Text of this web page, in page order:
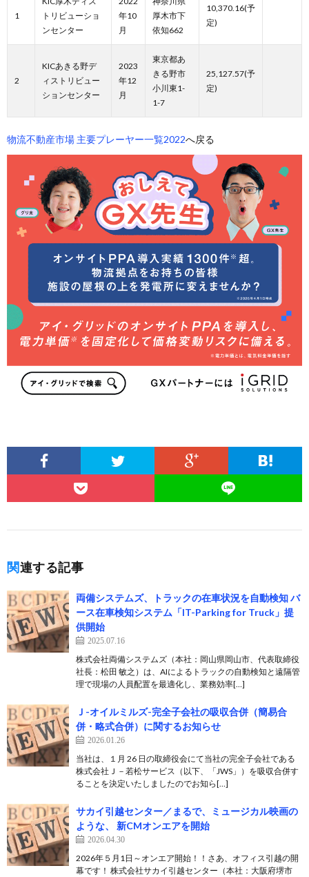
1
トリビューショ
ンセンター
年10
月
厚木市下
依知662
10,370.16(予
定)
2
KICあきる野デ
ィストリビュー
ションセンター
2023
年12
月
東京都あ
きる野市
小川東1-
1-7
25,127.57(予
定)
物流不動産市場 主要プレーヤー一覧2022へ戻る
関連する記事
両備システムズ、トラックの在車状況を自動検知 バ
ース在車検知システム「IT-Parking for Truck」提
供開始
2025.07.16
株式会社両備システムズ（本社：岡山県岡山市、代表取締役
社長：松田 敏之）は、AIによるトラックの自動検知と遠隔管
理で現場の人員配置を最適化し、業務効率[…]
Ｊ-オイルミルズ-完全子会社の吸収合併（簡易合
併・略式合併）に関するお知らせ
2026.01.26
当社は、１月 26 日の取締役会にて当社の完全子会社である
株式会社Ｊ－若松サービス（以下、「JWS」）を吸収合併す
ることを決定いたしましたのでお知ら[…]
サカイ引越センター／まるで、ミュージカル映画の
ような、 新CMオンエアを開始
2026.04.30
2026年５月1日～オンエア開始！！さあ、オフィス引越の開
幕です！ 株式会社サカイ引越センター（本社：大阪府堺市